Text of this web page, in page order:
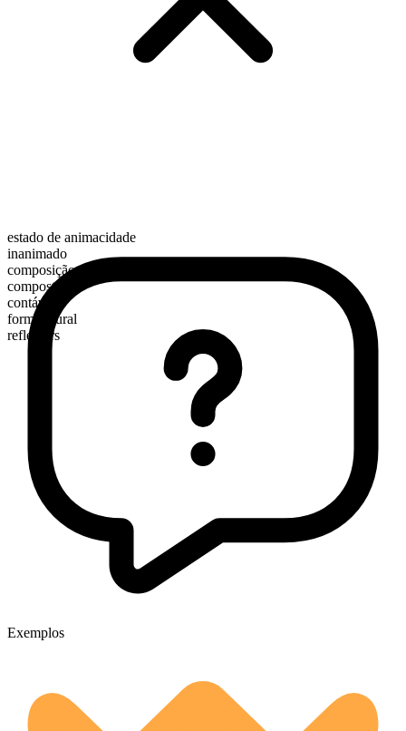
estado de animacidade
inanimado
composição morfológica
composto
contável
forma plural
reflectors
Exemplos